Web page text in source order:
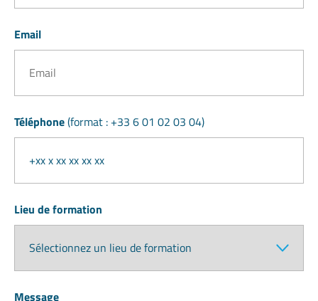
Email
Téléphone(format : +33 6 01 02 03 04)
Lieu de formation
Message